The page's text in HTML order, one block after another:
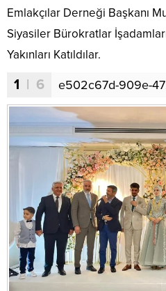
Emlakçılar Derneği Başkanı
Siyasiler Bürokratlar
Yakınları Katıldılar.
1 | 6 e502c67d-909e-